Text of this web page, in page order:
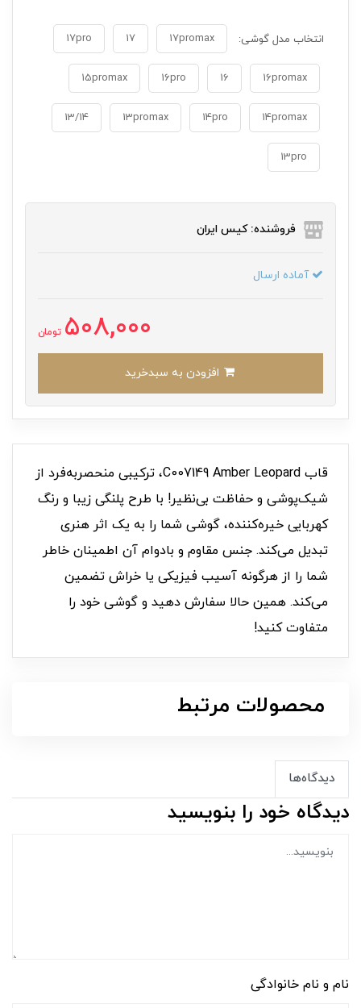
انتخاب مدل گوشی: 17promax
17
17pro
16promax
16
16pro
15promax
14promax
14pro
13promax
13/14
13pro
فروشنده: کیس ایران
آماده ارسال
508,000 تومان
قاب C007149 Amber Leopard، ترکیبی منحصربه‌فرد از
شیک‌پوشی و حفاظت بی‌نظیر! با طرح پلنگی زیبا و رنگ
کهربایی خیره‌کننده، گوشی شما را به یک اثر هنری
تبدیل می‌کند. جنس مقاوم و بادوام آن اطمینان خاطر
شما را از هرگونه آسیب فیزیکی یا خراش تضمین
می‌کند. همین حالا سفارش دهید و گوشی خود را
متفاوت کنید!
محصولات مرتبط
دیدگاه‌ها
دیدگاه خود را بنویسید
نام و نام خانوادگی